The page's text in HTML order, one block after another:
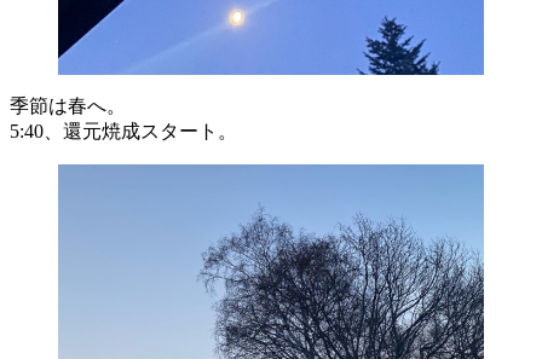
季節は春へ。
5:40、還元焼成スタート。